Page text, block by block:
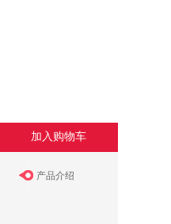
加入购物车
产品介绍